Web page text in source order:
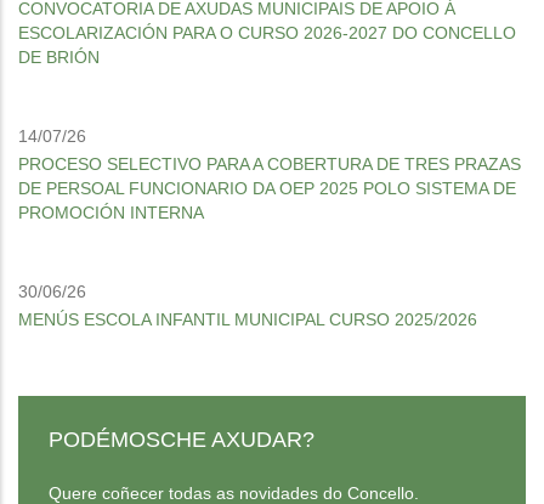
CONVOCATORIA DE AXUDAS MUNICIPAIS DE APOIO Á
ESCOLARIZACIÓN PARA O CURSO 2026-2027 DO CONCELLO
DE BRIÓN
14/07/26
PROCESO SELECTIVO PARA A COBERTURA DE TRES PRAZAS
DE PERSOAL FUNCIONARIO DA OEP 2025 POLO SISTEMA DE
PROMOCIÓN INTERNA
30/06/26
MENÚS ESCOLA INFANTIL MUNICIPAL CURSO 2025/2026
PODÉMOSCHE AXUDAR?
Quere coñecer todas as novidades do Concello.